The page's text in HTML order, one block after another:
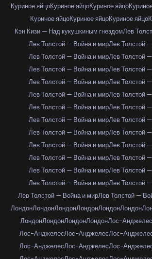
Куриное яйцоКуриное яйцоКуриное яйцо
Куриное яйцоКуриное яйцоКуриное яйцо
Кэн Кизи — Над кукушкиным гнездомЛев
Лев Толстой — Война и мирЛев Толстой
Лев Толстой — Война и мирЛев Толстой
Лев Толстой — Война и мирЛев Толстой
Лев Толстой — Война и мирЛев Толстой
Лев Толстой — Война и мирЛев Толстой
Лев Толстой — Война и мирЛев Толстой
Лев Толстой — Война и мирЛев Толстой
Лев Толстой — Война и мирЛев Толстой
Лев Толстой — Война и мирЛев Толстой
Лев Толстой — Война и мирЛев Толстой
Лев Толстой — Война и мирЛев Толстой
Лев Толстой — Война и мирЛев Толстой
Лев Толстой — Война и мирЛев Толстой —
ЛондонЛондонЛондонЛондонЛондонЛондон
ЛондонЛондонЛондонЛондонЛос-Анджелес
Лос-АнджелесЛос-АнджелесЛос-
Лос-АнджелесЛос-АнджелесЛос-